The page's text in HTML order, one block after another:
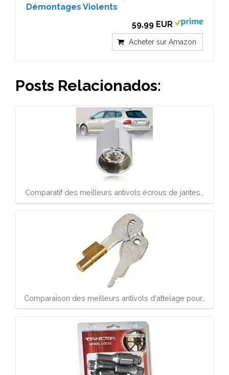
Démontages Violents
59,99 EUR
Acheter sur Amazon
Posts Relacionados:
Comparatif des meilleurs antivols écrous de jantes…
Comparaison des meilleurs antivols d'attelage pour…